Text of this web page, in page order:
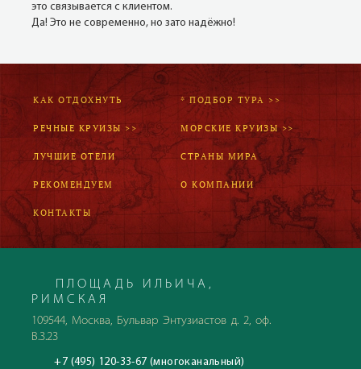
это связывается с клиентом.
Да! Это не современно, но зато надёжно!
КАК ОТДОХНУТЬ * ПОДБОР ТУРА >>
РЕЧНЫЕ КРУИЗЫ >> МОРСКИЕ КРУИЗЫ >>
ЛУЧШИЕ ОТЕЛИ СТРАНЫ МИРА
РЕКОМЕНДУЕМ О КОМПАНИИ
КОНТАКТЫ
ПЛОЩАДЬ ИЛЬИЧА,
РИМСКАЯ
109544, Москва, Бульвар Энтузиастов д. 2, оф.
В.3.23
+7 (495) 120-33-67 (многоканальный)